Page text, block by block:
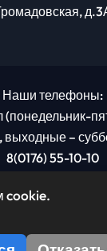
Наши телефоны:
выходные –
8(0176) 55-10-10
выходные –
80, МТС +375
cookie.